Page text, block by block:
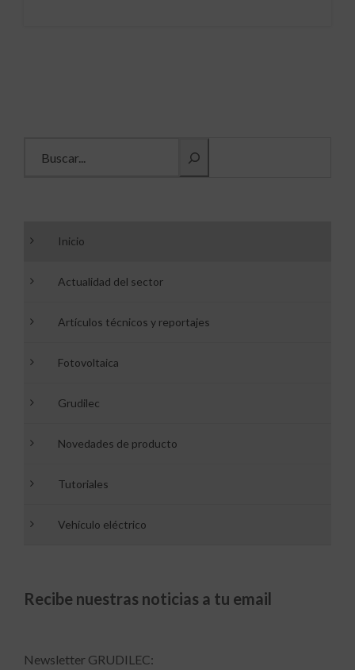
Inicio
Actualidad del sector
Artículos técnicos y reportajes
Fotovoltaica
Grudilec
Novedades de producto
Tutoriales
Vehículo eléctrico
Recibe nuestras noticias a tu email
Newsletter GRUDILEC: